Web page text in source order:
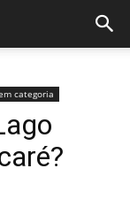
categoria